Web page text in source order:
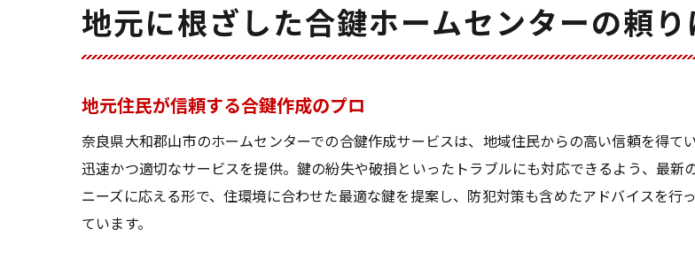
地域密着型サービスのメリットとは
地域密着型の合鍵作成に込められた安心
地元住民の声を反映したサービスの
信頼される鍵作成技術の裏側
地域密着型だから実現できる安心感
地元に根ざした合鍵ホームセンターの頼
地元住民が信頼する合鍵作成のプロ
奈良県大和郡山市のホームセンターでの合鍵作成サービスは、地域住民からの高い信頼を得て
迅速かつ適切なサービスを提供。鍵の紛失や破損といったトラブルにも対応できるよう、最
ニーズに応える形で、住環境に合わせた最適な鍵を提案し、防犯対策も含めたアドバイスを行
ています。